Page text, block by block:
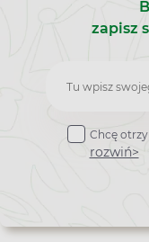
niedociśnieniu,
snu. Zaniżony
trudności z
zapisz
Zapisz
do
Chcę
rozwiń>